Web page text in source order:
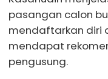
pasangan calon
mendaftarkan diri
mendapat
pengusung.